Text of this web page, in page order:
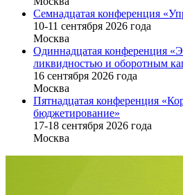
Семнадцатая конференция
10-11 сентября 2026 года
Москва
Одиннадцатая конференция
ликвидностью и оборотным
16 cентября 2026 года
Москва
Пятнадцатая конференция
бюджетирование»
17-18 сентября 2026 года
Москва